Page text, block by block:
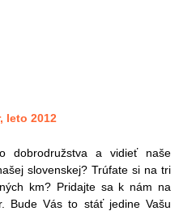
leto 2012
dobrodružstva a vidieť naše
slovenskej? Trúfate si na tri
km? Pridajte sa k nám na
Bude Vás to stáť jedine Vašu